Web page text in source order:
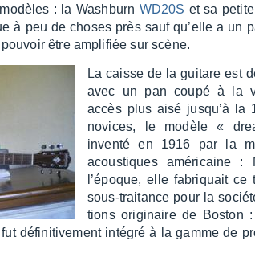
: la Wash­burn WD20S et sa
à peu de choses près sauf qu’elle a un
être ampli­fiée sur scène.
La caisse de la guitare est
avec un pan coupé à la
accès plus aisé jusqu’à la
novices, le modèle «
inventé en 1916 par la
acous­tiques améri­caine
l’époque, elle fabriquait
sous-trai­tance pour la
tions origi­naire de Boston
défi­ni­ti­ve­ment inté­gré à la gamme de